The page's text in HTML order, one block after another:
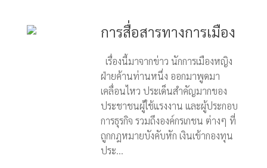
การสื่อสารทางการเมือง
เรื่องนี้มาจากข่าว นักการเมืองหญิง
ฝ่ายค้านท่านหนึ่ง ออกมาพูดมา
เคลื่อนไหว ประเด็นสำคัญมากของ
ประชาชนผู้ใช้แรงงาน และผู้ประกอบ
การธุรกิจ รวมถึงองค์กรเกชน ต่างๆ ที่
ถูกกฎหมายบังคับหัก เงินเข้ากองทุน
ประ...